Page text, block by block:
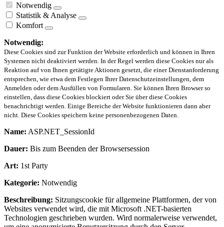
Notwendig
Statistik & Analyse
Komfort
Notwendig:
Diese Cookies sind zur Funktion der Website erforderlich und können in Ihren
Systemen nicht deaktiviert werden. In der Regel werden diese Cookies nur als
Reaktion auf von Ihnen getätigte Aktionen gesetzt, die einer Dienstanforderung
entsprechen, wie etwa dem Festlegen Ihrer Datenschutzeinstellungen, dem
Anmelden oder dem Ausfüllen von Formularen. Sie können Ihren Browser so
einstellen, dass diese Cookies blockiert oder Sie über diese Cookies
benachrichtigt werden. Einige Bereiche der Website funktionieren dann aber
nicht. Diese Cookies speichern keine personenbezogenen Daten.
Name: ASP.NET_SessionId
Dauer: Bis zum Beenden der Browsersession
Art: 1st Party
Kategorie: Notwendig
Beschreibung: Sitzungscookie für allgemeine Plattformen, der von
Websites verwendet wird, die mit Microsoft .NET-basierten
Technologien geschrieben wurden. Wird normalerweise verwendet,